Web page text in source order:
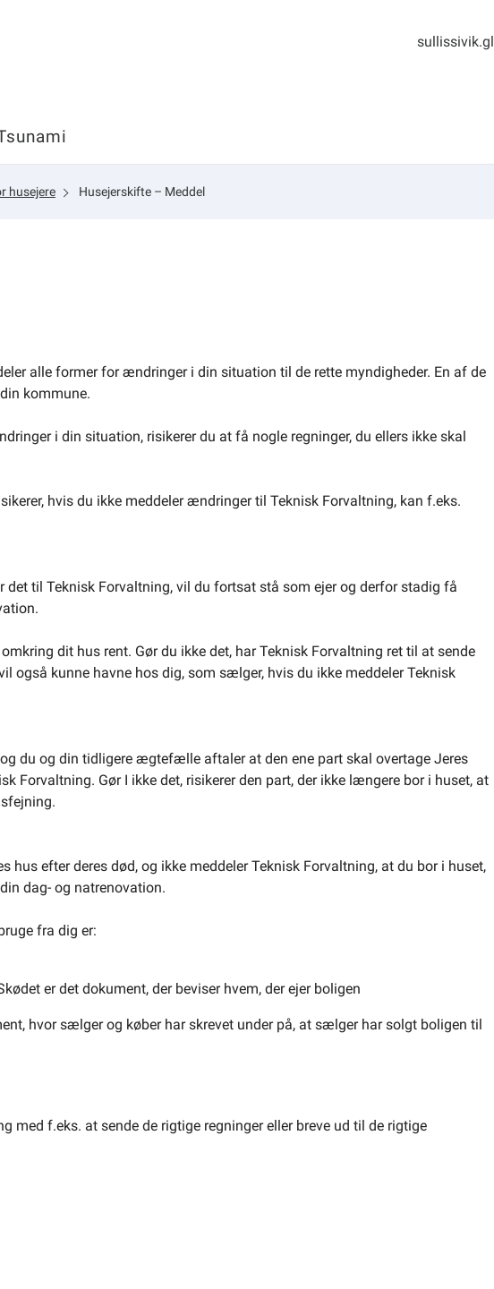
sullissivik.gl
husejere Husejerskifte – Meddel
alle former for ændringer i din situation til de rette myndigheder. En af de
kommune.
i din situation, risikerer du at få nogle regninger, du ellers ikke skal
hvis du ikke meddeler ændringer til Teknisk Forvaltning, kan f.eks.
til Teknisk Forvaltning, vil du fortsat stå som ejer og derfor stadig få
dit hus rent. Gør du ikke det, har Teknisk Forvaltning ret til at sende
også kunne havne hos dig, som sælger, hvis du ikke meddeler Teknisk
du og din tidligere ægtefælle aftaler at den ene part skal overtage Jeres
Forvaltning. Gør I ikke det, risikerer den part, der ikke længere bor i huset, at
hus efter deres død, og ikke meddeler Teknisk Forvaltning, at du bor i huset,
dag- og natrenovation.
fra dig er:
er det dokument, der beviser hvem, der ejer boligen
hvor sælger og køber har skrevet under på, at sælger har solgt boligen til
med f.eks. at sende de rigtige regninger eller breve ud til de rigtige